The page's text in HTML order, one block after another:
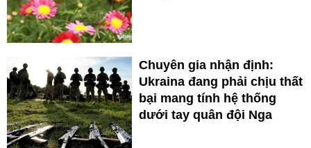
Chuyên gia nhận định:
Ukraina đang phải chịu thất
bại mang tính hệ thống
dưới tay quân đội Nga